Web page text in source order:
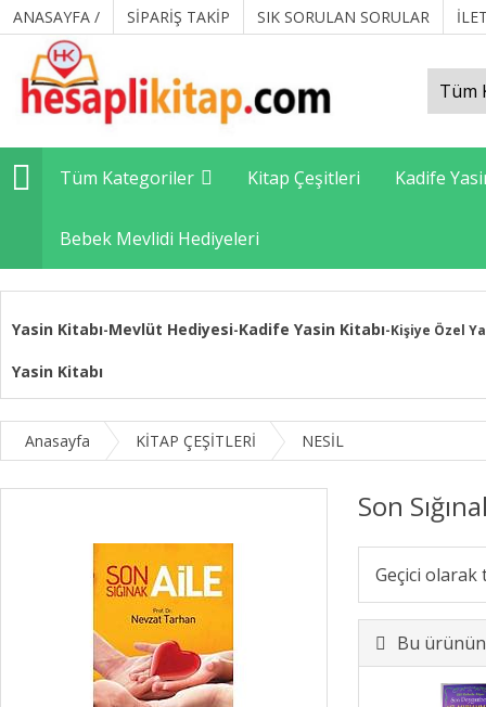
ANASAYFA / SİPARİŞ TAKİP SIK SORULAN SORULAR
Tüm Kategoriler Kitap Çeşitleri Kadife
Bebek Mevlidi Hediyeleri
Yasin Kitabı-Mevlüt Hediyesi-Kadife Yasin Kitabı-Kişiye Özel
Yasin Kitabı
Anasayfa KİTAP ÇEŞİTLERİ NESİL
Son
Geçici
Bu